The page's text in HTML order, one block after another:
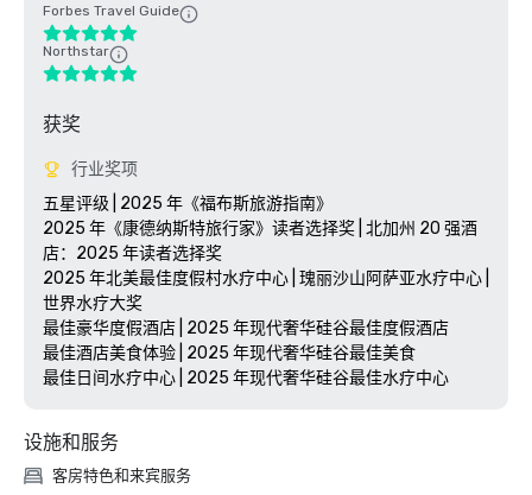
Forbes Travel Guide
Northstar
获奖
行业奖项
五星评级 | 2025 年《福布斯旅游指南》
2025 年《康德纳斯特旅行家》读者选择奖 | 北加州 20 强酒
店：2025 年读者选择奖
2025 年北美最佳度假村水疗中心 | 瑰丽沙山阿萨亚水疗中心 |
世界水疗大奖
最佳豪华度假酒店 | 2025 年现代奢华硅谷最佳度假酒店
最佳酒店美食体验 | 2025 年现代奢华硅谷最佳美食
最佳日间水疗中心 | 2025 年现代奢华硅谷最佳水疗中心
设施和服务
客房特色和来宾服务